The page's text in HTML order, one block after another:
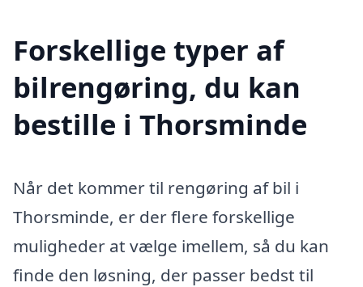
Forskellige typer af
bilrengøring, du kan
bestille i Thorsminde
Når det kommer til rengøring af bil i
Thorsminde, er der flere forskellige
muligheder at vælge imellem, så du kan
finde den løsning, der passer bedst til